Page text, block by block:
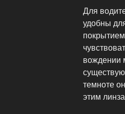
Для
удобны
вождении
темноте
этим